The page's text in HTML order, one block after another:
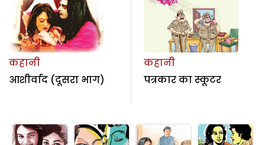
कहानी
आशीर्वाद (दूसरा भाग)
कहानी
पत्रकार का स्कूटर